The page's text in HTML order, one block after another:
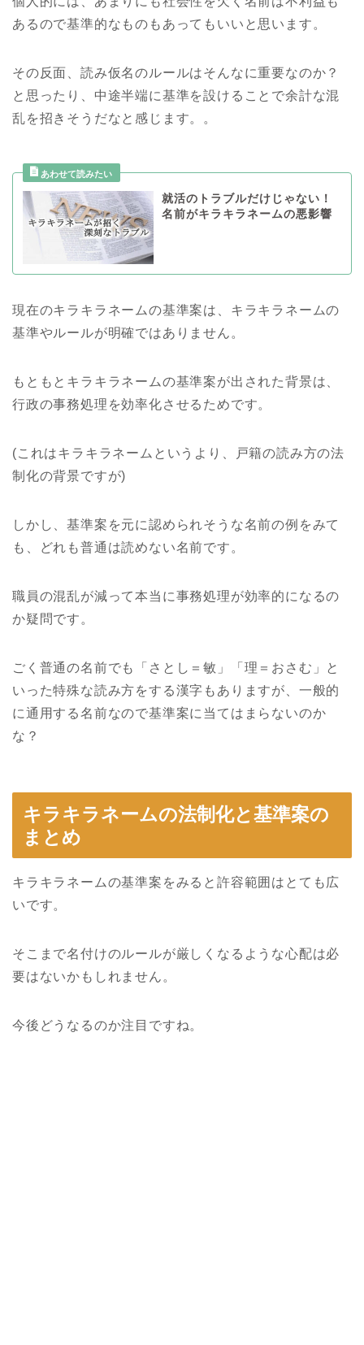
あるので基準的なものもあってもいいと思います。
その反面、読み仮名のルールはそんなに重要なのか？
と思ったり、中途半端に基準を設けることで余計な混
乱を招きそうだなと感じます。。
就活のトラブルだけじゃない！
名前がキラキラネームの悪影響
現在のキラキラネームの基準案は、キラキラネームの
基準やルールが明確ではありません。
もともとキラキラネームの基準案が出された背景は、
行政の事務処理を効率化させるためです。
(これはキラキラネームというより、戸籍の読み方の法
制化の背景ですが)
しかし、基準案を元に認められそうな名前の例をみて
も、どれも普通は読めない名前です。
職員の混乱が減って本当に事務処理が効率的になるの
か疑問です。
ごく普通の名前でも「さとし＝敏」「理＝おさむ」と
いった特殊な読み方をする漢字もありますが、一般的
に通用する名前なので基準案に当てはまらないのか
な？
キラキラネームの法制化と基準案の
まとめ
キラキラネームの基準案をみると許容範囲はとても広
いです。
そこまで名付けのルールが厳しくなるような心配は必
要はないかもしれません。
今後どうなるのか注目ですね。